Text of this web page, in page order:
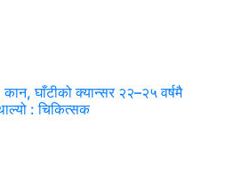
घाँटीको क्यान्सर २२–२५ वर्षमै
: चिकित्सक